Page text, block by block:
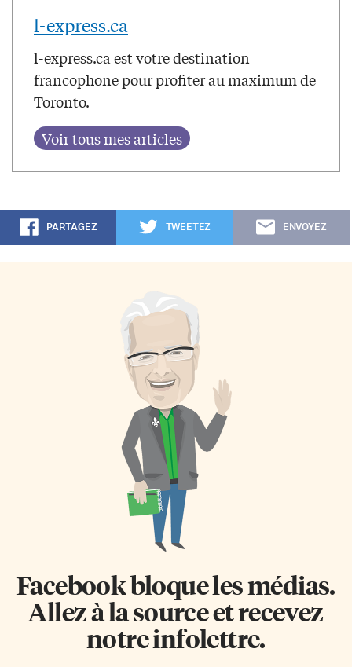
l-express.ca
l-express.ca est votre destination
francophone pour profiter au maximum de
Toronto.
PARTAGEZ TWEETEZ ENVOYEZ
Facebook bloque les médias.
Allez à la source et recevez
notre infolettre.